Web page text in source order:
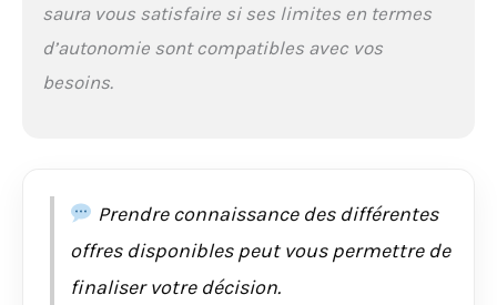
saura vous satisfaire si ses limites en termes
d’autonomie sont compatibles avec vos
besoins.
Prendre connaissance des différentes
offres disponibles peut vous permettre de
finaliser votre décision.